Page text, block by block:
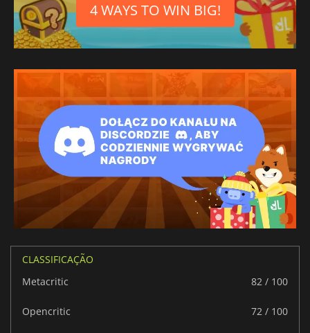
4 WAYS TO WIN BIG!
CLASSIFICAÇÃO
Metacritic
82 / 100
Opencritic 72 / 100